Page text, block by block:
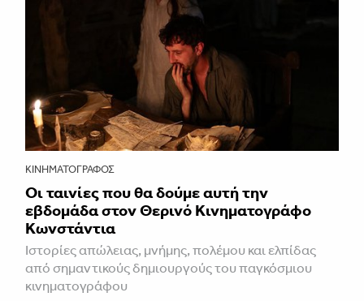
ΚΙΝΗΜΑΤΟΓΡΆΦΟΣ
Οι ταινίες που θα δούμε αυτή την
εβδομάδα στον Θερινό Κινηματογράφο
Κωνστάντια
Ιστορίες απώλειας, μνήμης, πολέμου και ελπίδας
από σημαντικούς δημιουργούς του παγκόσμιου
κινηματογράφου